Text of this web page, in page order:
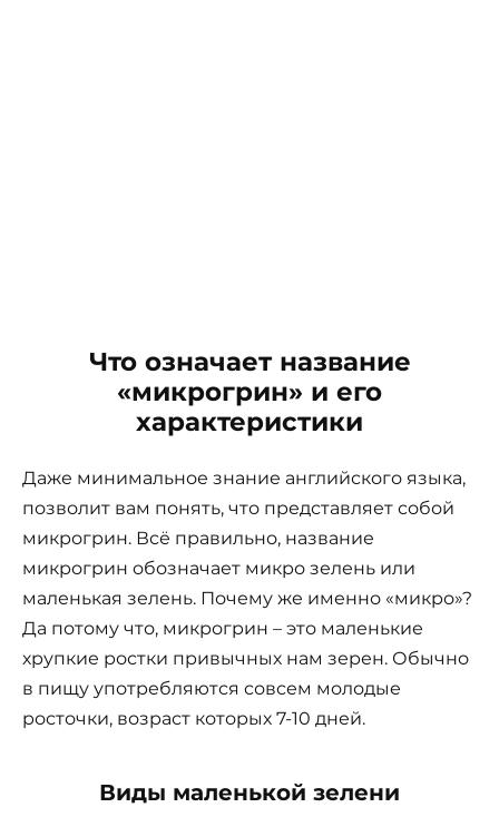
Что означает название
«микрогрин» и его
характеристики
Даже минимальное знание английского языка,
позволит вам понять, что представляет собой
микрогрин. Всё правильно, название
микрогрин обозначает микро зелень или
маленькая зелень. Почему же именно «микро»?
Да потому что, микрогрин – это маленькие
хрупкие ростки привычных нам зерен. Обычно
в пищу употребляются совсем молодые
росточки, возраст которых 7-10 дней.
Виды маленькой зелени